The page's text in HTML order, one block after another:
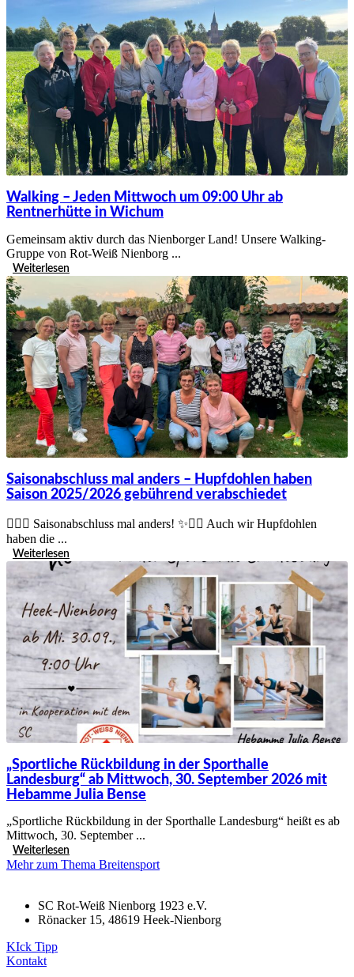
Walking – Jeden Mittwoch um 09:00 Uhr ab
Rentnerhütte in Wichum
Gemeinsam aktiv durch das Nienborger Land! Unsere Walking-
Gruppe von Rot-Weiß Nienborg ...
Weiterlesen
Saisonabschluss mal anders – Hupfdohlen haben
Saison 2025/2026 gebührend verabschiedet
🚴‍♀️✨ Saisonabschluss mal anders! ✨🚴‍♀️ Auch wir Hupfdohlen
haben die ...
Weiterlesen
„Sportliche Rückbildung in der Sporthalle
Landesburg“ ab Mittwoch, 30. September 2026 mit
Hebamme Julia Bense
„Sportliche Rückbildung in der Sporthalle Landesburg“ heißt es ab
Mittwoch, 30. September ...
Weiterlesen
Mehr zum Thema Breitensport
SC Rot-Weiß Nienborg 1923 e.V.
Rönacker 15, 48619 Heek-Nienborg
KIck Tipp
Kontakt